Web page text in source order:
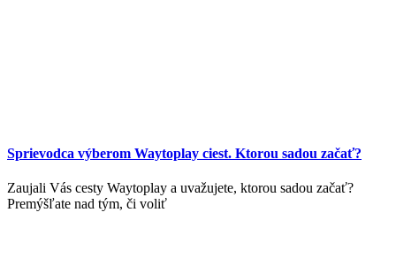
Sprievodca výberom Waytoplay ciest. Ktorou sadou začať?
Zaujali Vás cesty Waytoplay a uvažujete, ktorou sadou začať?
Premýšľate nad tým, či voliť